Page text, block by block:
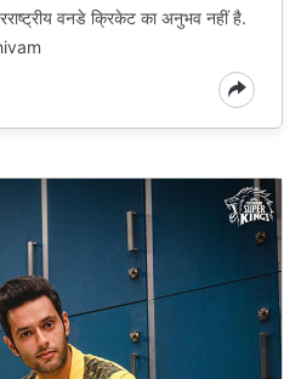
वनडे क्रिकेट का अनुभव नहीं है.